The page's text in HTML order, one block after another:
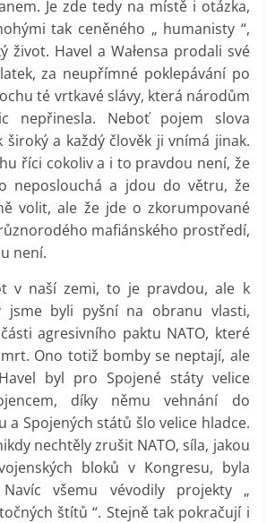
Je zde tedy na místě i otázka,
tak ceněného „ humanisty “,
život. Havel a Wałensa prodali své
za neupřímné poklepávání po
té vrtkavé slávy, která národům
nepřinesla. Neboť pojem slova
široký a každý člověk ji vnímá jinak.
říci cokoliv a i to pravdou není, že
neposlouchá a jdou do větru, že
volit, ale že jde o zkorumpované
mafiánského prostředí,
není.
v naší zemi, to je pravdou, ale k
jsme byli pyšní na obranu vlasti,
agresivního paktu NATO, které
Ono totiž bomby se neptají, ale
byl pro Spojené státy velice
díky němu vehnání do
a Spojených států šlo velice hladce.
nechtěly zrušit NATO, síla, jakou
bloků v Kongresu, byla
všemu vévodily projekty „
štítů “. Stejně tak pokračují i